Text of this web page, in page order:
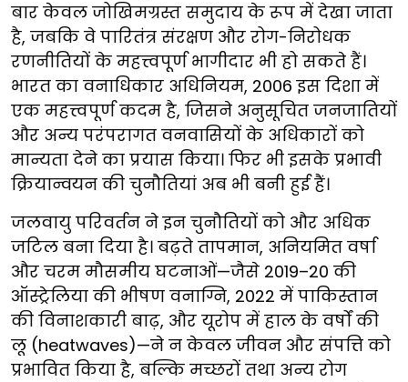
बार केवल जोखिमग्रस्त समुदाय के रूप में देखा जाता
है, जबकि वे पारितंत्र संरक्षण और रोग-निरोधक
रणनीतियों के महत्त्वपूर्ण भागीदार भी हो सकते हैं।
भारत का वनाधिकार अधिनियम, 2006 इस दिशा में
एक महत्त्वपूर्ण कदम है, जिसने अनुसूचित जनजातियों
और अन्य परंपरागत वनवासियों के अधिकारों को
मान्यता देने का प्रयास किया। फिर भी इसके प्रभावी
क्रियान्वयन की चुनौतियां अब भी बनी हुई हैं।
जलवायु परिवर्तन ने इन चुनौतियों को और अधिक
जटिल बना दिया है। बढ़ते तापमान, अनियमित वर्षा
और चरम मौसमीय घटनाओं—जैसे 2019–20 की
ऑस्ट्रेलिया की भीषण वनाग्नि, 2022 में पाकिस्तान
की विनाशकारी बाढ़, और यूरोप में हाल के वर्षों की
लू (heatwaves)—ने न केवल जीवन और संपत्ति को
प्रभावित किया है, बल्कि मच्छरों तथा अन्य रोग